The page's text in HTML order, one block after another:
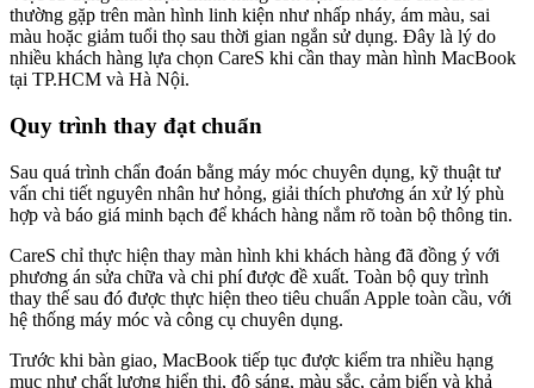
thường gặp trên màn hình linh kiện như nhấp nháy, ám màu, sai
màu hoặc giảm tuổi thọ sau thời gian ngắn sử dụng. Đây là lý do
nhiều khách hàng lựa chọn CareS khi cần thay màn hình MacBook
tại TP.HCM và Hà Nội.
Quy trình thay đạt chuẩn
Sau quá trình chẩn đoán bằng máy móc chuyên dụng, kỹ thuật tư
vấn chi tiết nguyên nhân hư hỏng, giải thích phương án xử lý phù
hợp và báo giá minh bạch để khách hàng nắm rõ toàn bộ thông tin.
CareS chỉ thực hiện thay màn hình khi khách hàng đã đồng ý với
phương án sửa chữa và chi phí được đề xuất. Toàn bộ quy trình
thay thế sau đó được thực hiện theo tiêu chuẩn Apple toàn cầu, với
hệ thống máy móc và công cụ chuyên dụng.
Trước khi bàn giao, MacBook tiếp tục được kiểm tra nhiều hạng
mục như chất lượng hiển thị, độ sáng, màu sắc, cảm biến và khả